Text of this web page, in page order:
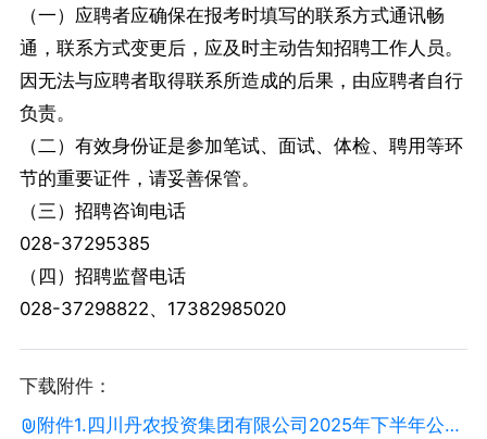
（一）应聘者应确保在报考时填写的联系方式通讯畅
通，联系方式变更后，应及时主动告知招聘工作人员。
因无法与应聘者取得联系所造成的后果，由应聘者自行
负责。
（二）有效身份证是参加笔试、面试、体检、聘用等环
节的重要证件，请妥善保管。
（三）招聘咨询电话
028-37295385
（四）招聘监督电话
028-37298822、17382985020
下载附件：
附件1.四川丹农投资集团有限公司2025年下半年公开招聘岗位明细表..docx